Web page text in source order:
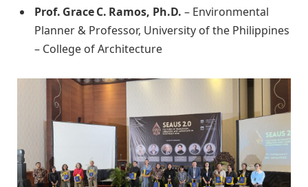
Prof. Grace C. Ramos, Ph.D. – Environmental
Planner & Professor, University of the Philippines
– College of Architecture